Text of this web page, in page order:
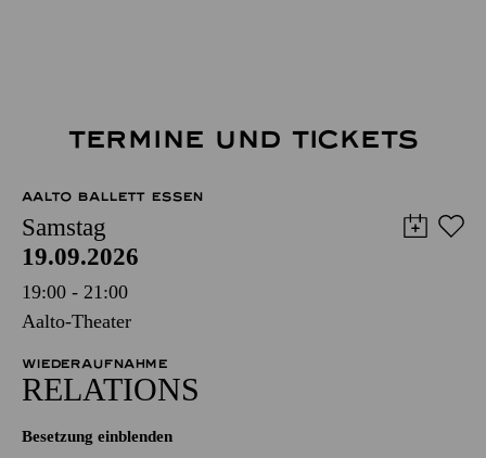
TERMINE UND TICKETS
AALTO BALLETT ESSEN
Samstag
19.09.2026
19:00 - 21:00
Aalto-Theater
WIEDERAUFNAHME
RELATIONS
Besetzung einblenden